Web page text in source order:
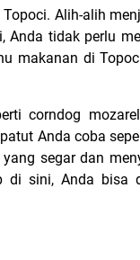
Alih-alih
tidak perlu
makanan di
corndog
Anda coba
yang segar dan
di sini, Anda bisa